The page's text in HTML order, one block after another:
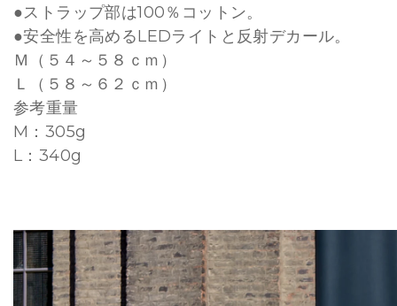
●ストラップ部は100％コットン。
●安全性を高めるLEDライトと反射デカール。
Ｍ（５４～５８ｃｍ）
Ｌ（５８～６２ｃｍ）
参考重量
M：305g
L：340g